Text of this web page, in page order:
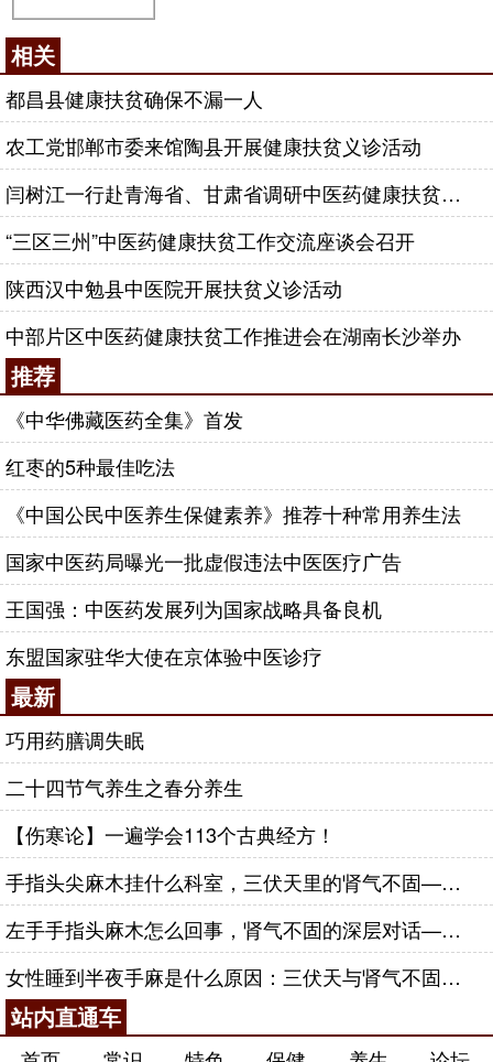
相关
都昌县健康扶贫确保不漏一人
农工党邯郸市委来馆陶县开展健康扶贫义诊活动
闫树江一行赴青海省、甘肃省调研中医药健康扶贫和疫情防控工作
“三区三州”中医药健康扶贫工作交流座谈会召开
陕西汉中勉县中医院开展扶贫义诊活动
中部片区中医药健康扶贫工作推进会在湖南长沙举办
推荐
《中华佛藏医药全集》首发
红枣的5种最佳吃法
《中国公民中医养生保健素养》推荐十种常用养生法
国家中医药局曝光一批虚假违法中医医疗广告
王国强：中医药发展列为国家战略具备良机
东盟国家驻华大使在京体验中医诊疗
最新
巧用药膳调失眠
二十四节气养生之春分养生
【伤寒论】一遍学会113个古典经方！
手指头尖麻木挂什么科室，三伏天里的肾气不固——肾合jjn
左手手指头麻木怎么回事，肾气不固的深层对话——肾合jjn
女性睡到半夜手麻是什么原因：三伏天与肾气不固的深层对话
站内直通车